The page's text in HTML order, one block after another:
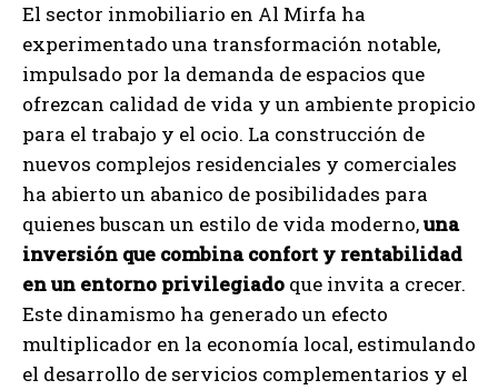
El sector inmobiliario en Al Mirfa ha
experimentado una transformación notable,
impulsado por la demanda de espacios que
ofrezcan calidad de vida y un ambiente propicio
para el trabajo y el ocio. La construcción de
nuevos complejos residenciales y comerciales
ha abierto un abanico de posibilidades para
quienes buscan un estilo de vida moderno,una
inversión que combina confort y rentabilidad
en un entorno privilegiado que invita a crecer.
Este dinamismo ha generado un efecto
multiplicador en la economía local, estimulando
el desarrollo de servicios complementarios y el